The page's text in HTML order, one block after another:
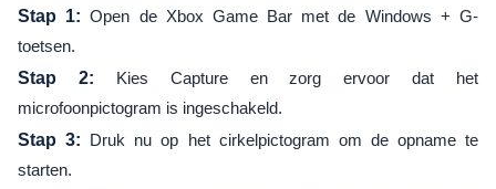
Stap 1: Open de Xbox Game Bar met de Windows + G-
toetsen.
Stap 2: Kies Capture en zorg ervoor dat het
microfoonpictogram is ingeschakeld.
Stap 3: Druk nu op het cirkelpictogram om de opname te
starten.